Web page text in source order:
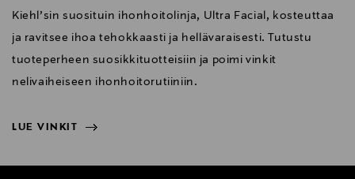
Kiehl’sin suosituin ihonhoitolinja, Ultra Facial, kosteuttaa
ja ravitsee ihoa tehokkaasti ja hellävaraisesti. Tutustu
tuoteperheen suosikkituotteisiin ja poimi vinkit
nelivaiheiseen ihonhoitorutiiniin.
LUE VINKIT